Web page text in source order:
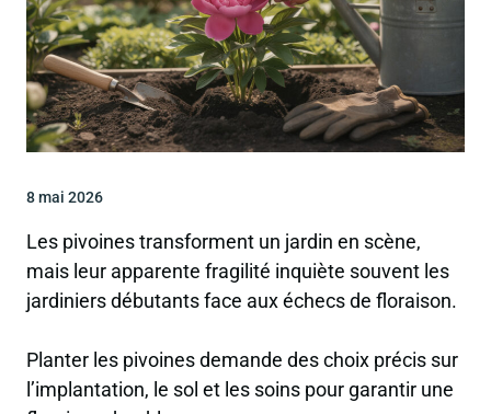
8 mai 2026
Les pivoines transforment un jardin en scène,
mais leur apparente fragilité inquiète souvent les
jardiniers débutants face aux échecs de floraison.
Planter les pivoines demande des choix précis sur
l’implantation, le sol et les soins pour garantir une